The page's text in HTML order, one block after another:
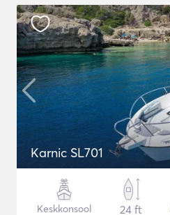
Karnic SL701
Keskkonsool
24 ft